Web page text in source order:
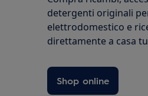
detergenti originali
elettrodomestico e
direttamente a casa
Shop online